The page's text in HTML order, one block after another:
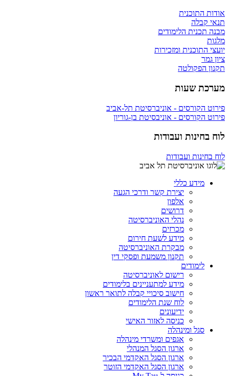
אודות התוכנית
תנאי קבלה
מבנה תכנית הלימודים
מלגות
יועצי התוכנית ומזכירות
ציון גמר
תקנון הפקולטה
מערכת שעות
פירוט הקורסים - אוניברסיטת תל-אביב
פירוט הקורסים - אוניבסיטת בן-גוריון
לוח בחינות ועבודות
לוח בחינות ועבודות
מידע כללי
יצירת קשר ודרכי הגעה
אלפון
דרושים
נהלי האוניברסיטה
מכרזים
מידע לשעת חירום
מבקרת האוניברסיטה
תקנון משמעת ופסקי דין
לימודים
רישום לאוניברסיטה
מידע למתעניינים בלימודים
חישוב סיכויי קבלה לתואר ראשון
לוח שנת הלימודים
ידיעונים
כניסה לאזור האישי
סגל ומינהלה
אגפים ומשרדי מינהלה
ארגון הסגל המנהלי
ארגון הסגל האקדמי הבכיר
ארגון הסגל האקדמי הזוטר